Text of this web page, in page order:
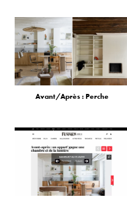
Avant/Après : Perche